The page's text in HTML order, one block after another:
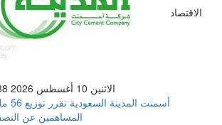
الاقتصاد
الاثنين 10 أغسطس 2026 12:38 صباحاً
المساهمين عن النصف